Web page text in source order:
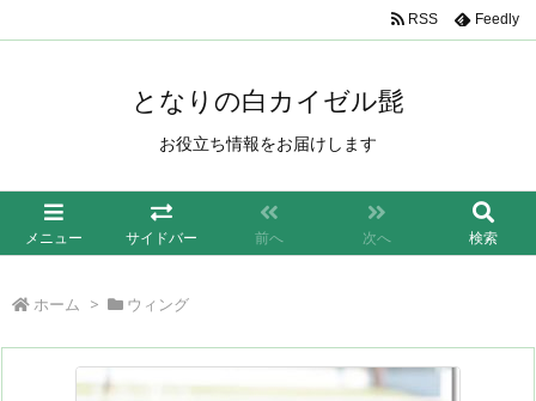
となりの白カイゼル髭
お役立ち情報をお届けします
メニュー サイドバー 前へ 次へ 検索
RSS Feedly
ホーム > ウィング